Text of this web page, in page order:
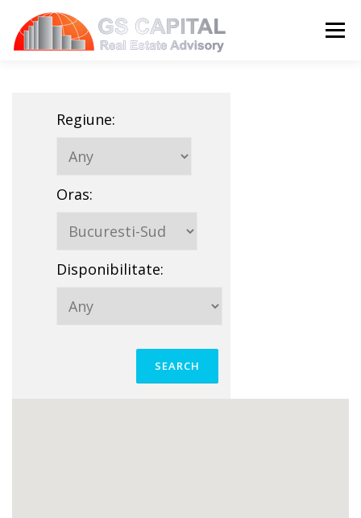
Sari la conținut
SERVICII
Regiune:
Oras:
Disponibilitate: